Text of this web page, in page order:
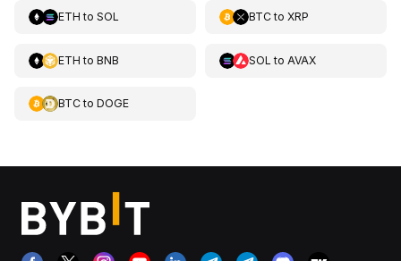
ETH to SOL BTCto XRP
ETH to BNB SOL to AVAX
BTCto DOGE